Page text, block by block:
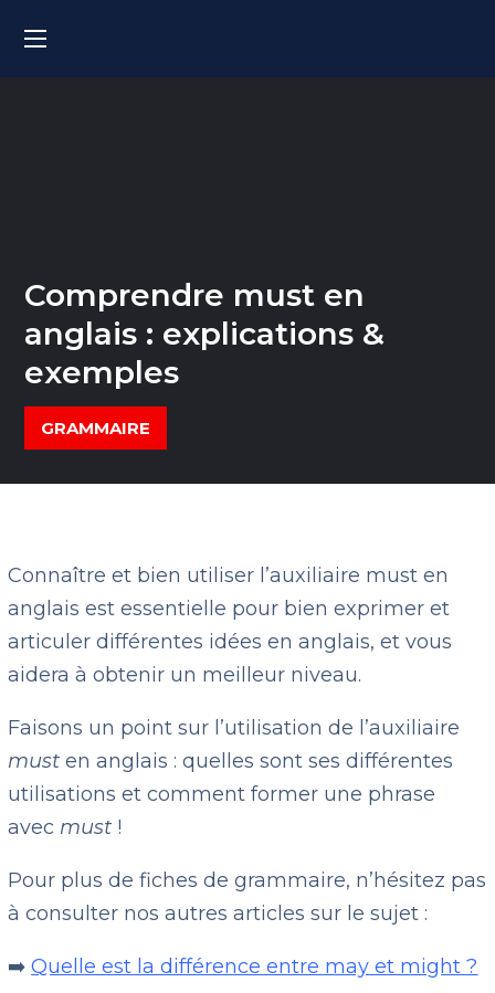
Comprendre must en
anglais : explications &
exemples
GRAMMAIRE
Connaître et bien utiliser l’auxiliaire must en
anglais est essentielle pour bien exprimer et
articuler différentes idées en anglais, et vous
aidera à obtenir un meilleur niveau.
Faisons un point sur l’utilisation de l’auxiliaire
must en anglais : quelles sont ses différentes
utilisations et comment former une phrase
avec must !
Pour plus de fiches de grammaire, n’hésitez pas
à consulter nos autres articles sur le sujet :
➡️Quelle est la différence entre may et might ?